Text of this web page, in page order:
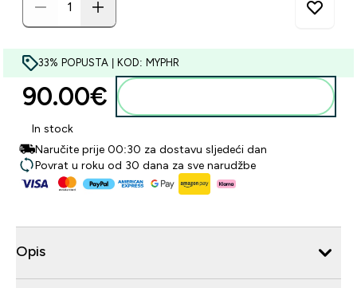
33% POPUSTA | KOD: MYPHR
90.00€‎
In stock
Naručite prije 00:30 za dostavu sljedeći dan
Povrat u roku od 30 dana za sve narudžbe
Opis